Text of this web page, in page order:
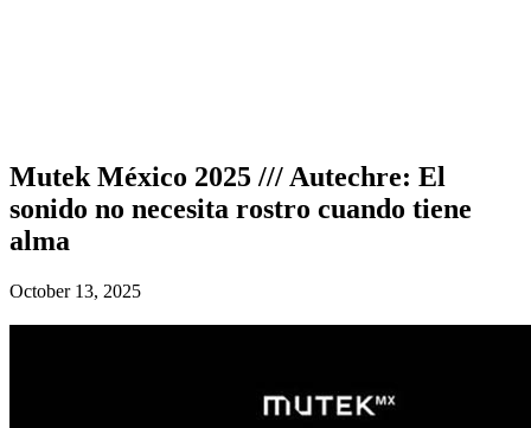
Mutek México 2025 /// Autechre: El
sonido no necesita rostro cuando tiene
alma
October 13, 2025